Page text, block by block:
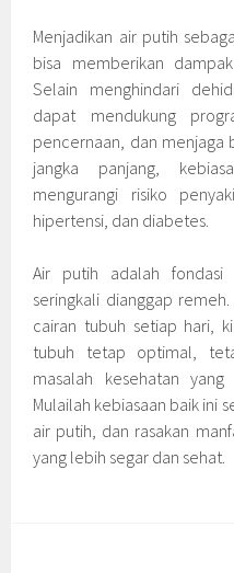
Menjadikan air putih
bisa memberikan
Selain menghindari
dapat mendukung
pencernaan, dan menjaga
jangka panjang,
mengurangi risiko
hipertensi, dan diabetes.
Air putih adalah
seringkali dianggap
cairan tubuh setiap hari,
tubuh tetap optimal,
masalah kesehatan
Mulailah kebiasaan baik ini
air putih, dan rasakan
yang lebih segar dan sehat.